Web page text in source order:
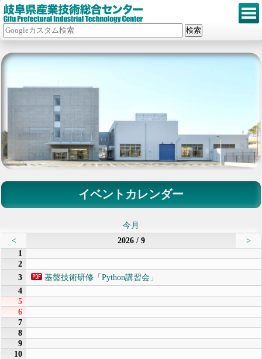
イベントカレンダー
今月
<
2026 / 9
>
1
2
3
基盤技術研修「Python講習会」
4
5
6
7
8
9
10